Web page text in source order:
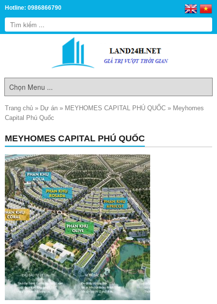
Hotline: 0986866790
Trang chủ » Dự án » MEYHOMES CAPITAL PHÚ QUỐC » Meyhomes
Capital Phú Quốc
MEYHOMES CAPITAL PHÚ QUỐC